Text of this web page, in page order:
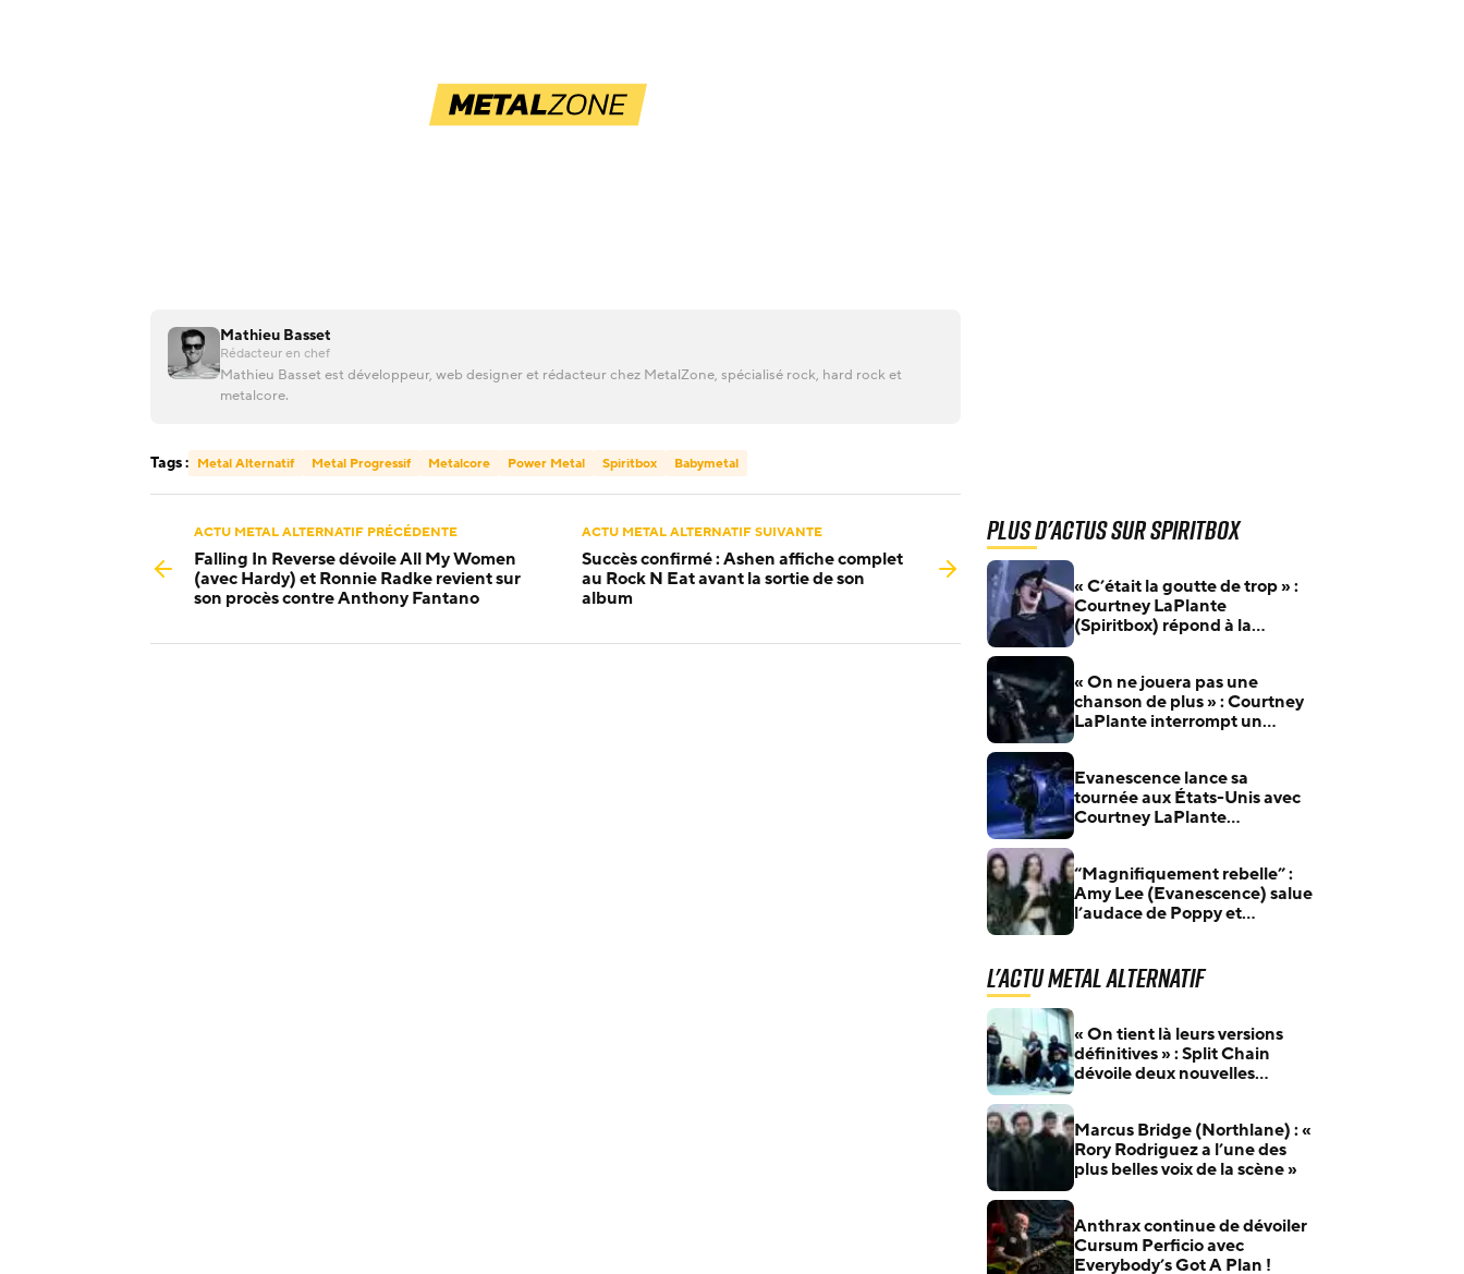
Mathieu Basset
Rédacteur en chef
Mathieu Basset est développeur, web designer et rédacteur chez MetalZone, spécialisé rock, hard rock et
metalcore.
Tags : Metal Alternatif Metal Progressif Metalcore Power Metal Spiritbox Babymetal
ACTU METAL ALTERNATIF PRÉCÉDENTE
Falling In Reverse dévoile All My Women
(avec Hardy) et Ronnie Radke revient sur
son procès contre Anthony Fantano
ACTU METAL ALTERNATIF SUIVANTE
Succès confirmé : Ashen affiche complet
au Rock N Eat avant la sortie de son
album
Plus d'actus sur Spiritbox
« C’était la goutte de trop » :
Courtney LaPlante
(Spiritbox) répond à la
« On ne jouera pas une
chanson de plus » : Courtney
LaPlante interrompt un
Evanescence lance sa
tournée aux États-Unis avec
Courtney LaPlante
“Magnifiquement rebelle” :
Amy Lee (Evanescence) salue
l’audace de Poppy et
L'actu Metal Alternatif
« On tient là leurs versions
définitives » : Split Chain
dévoile deux nouvelles
Marcus Bridge (Northlane) : «
Rory Rodriguez a l’une des
plus belles voix de la scène »
Anthrax continue de dévoiler
Cursum Perficio avec
Everybody’s Got A Plan !